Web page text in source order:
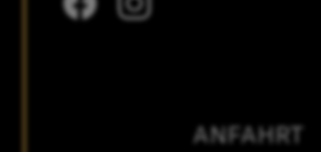
ANFAHRT